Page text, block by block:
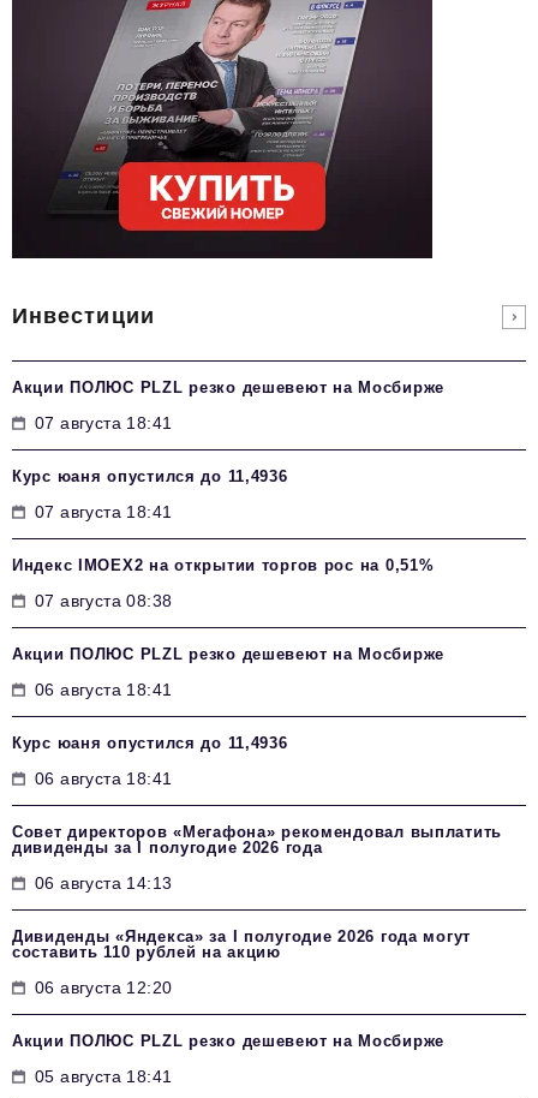
Инвестиции
Акции ПОЛЮС PLZL резко дешевеют на Мосбирже
07 августа 18:41
Курс юаня опустился до 11,4936
07 августа 18:41
Индекс IMOEX2 на открытии торгов рос на 0,51%
07 августа 08:38
Акции ПОЛЮС PLZL резко дешевеют на Мосбирже
06 августа 18:41
Курс юаня опустился до 11,4936
06 августа 18:41
Совет директоров «Мегафона» рекомендовал выплатить
дивиденды за I полугодие 2026 года
06 августа 14:13
Дивиденды «Яндекса» за I полугодие 2026 года могут
составить 110 рублей на акцию
06 августа 12:20
Акции ПОЛЮС PLZL резко дешевеют на Мосбирже
05 августа 18:41